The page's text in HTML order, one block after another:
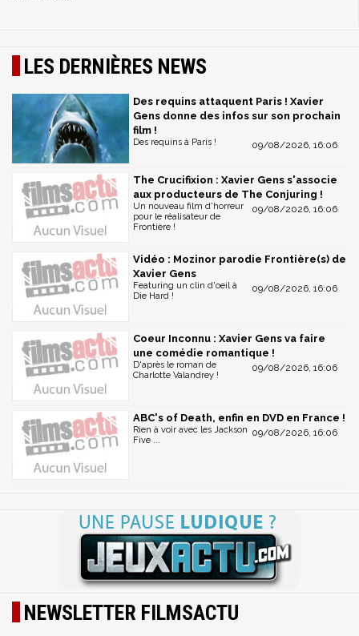
LES DERNIÈRES NEWS
Des requins attaquent Paris ! Xavier
Gens donne des infos sur son prochain
film !
09/08/2026, 16:06
Des requins à Paris !
The Crucifixion : Xavier Gens s'associe
aux producteurs de The Conjuring !
09/08/2026, 16:06
Un nouveau film d'horreur
pour le réalisateur de
Frontière !
Vidéo : Mozinor parodie Frontière(s) de
Xavier Gens
09/08/2026, 16:06
Featuring un clin d'oeil à
Die Hard !
Coeur Inconnu : Xavier Gens va faire
une comédie romantique !
09/08/2026, 16:06
D'après le roman de
Charlotte Valandrey !
ABC's of Death, enfin en DVD en France !
09/08/2026, 16:06
Rien à voir avec les Jackson
Five ...
NEWSLETTER FILMSACTU